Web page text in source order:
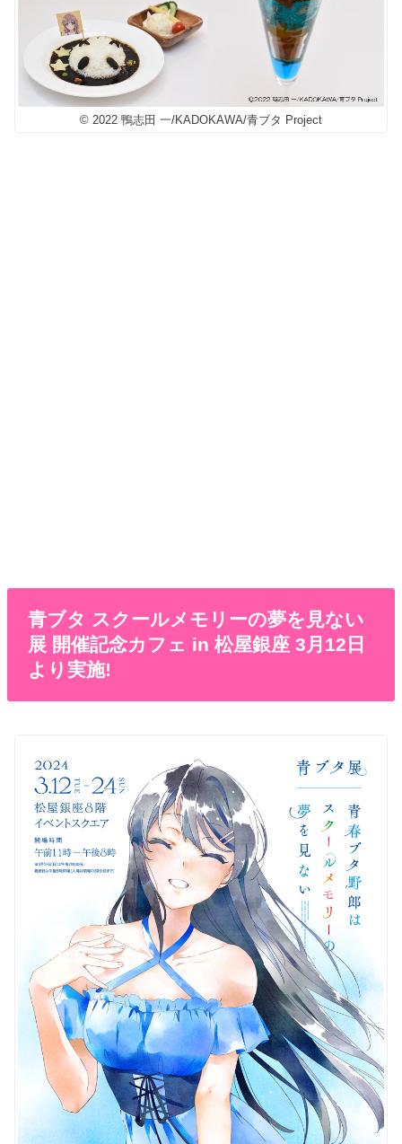
© 2022 鴨志田 一/KADOKAWA/青ブタ Project
青ブタ スクールメモリーの夢を見ない
展 開催記念カフェ in 松屋銀座 3月12日
より実施!